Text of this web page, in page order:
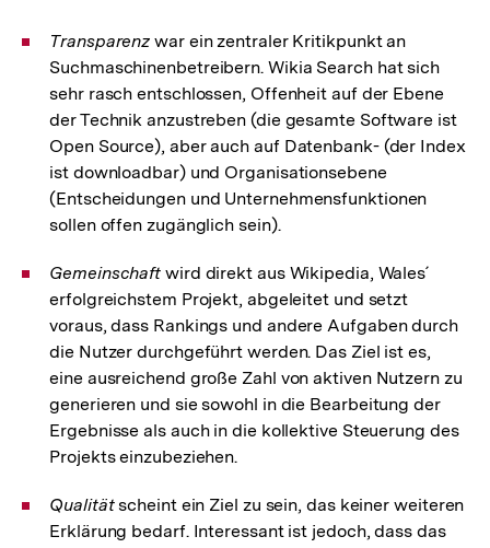
Transparenz war ein zentraler Kritikpunkt an
Suchmaschinenbetreibern. Wikia Search hat sich
sehr rasch entschlossen, Offenheit auf der Ebene
der Technik anzustreben (die gesamte Software ist
Open Source), aber auch auf Datenbank- (der Index
ist downloadbar) und Organisationsebene
(Entscheidungen und Unternehmensfunktionen
sollen offen zugänglich sein).
Gemeinschaft wird direkt aus Wikipedia, Wales´
erfolgreichstem Projekt, abgeleitet und setzt
voraus, dass Rankings und andere Aufgaben durch
die Nutzer durchgeführt werden. Das Ziel ist es,
eine ausreichend große Zahl von aktiven Nutzern zu
generieren und sie sowohl in die Bearbeitung der
Ergebnisse als auch in die kollektive Steuerung des
Projekts einzubeziehen.
Qualitätscheint ein Ziel zu sein, das keiner weiteren
Erklärung bedarf. Interessant ist jedoch, dass das